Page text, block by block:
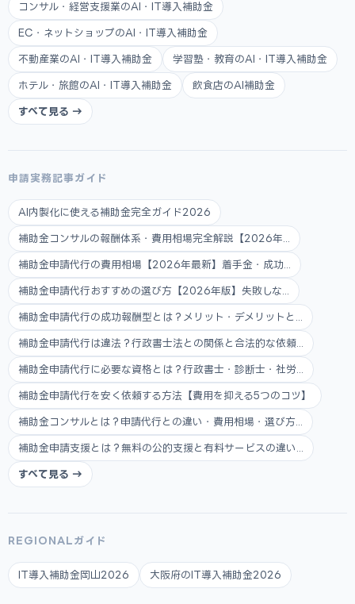
コンサル・経営支援業のAI・IT導入補助金
EC・ネットショップのAI・IT導入補助金
不動産業のAI・IT導入補助金 学習塾・教育のAI・IT導入補助金
ホテル・旅館のAI・IT導入補助金 飲食店のAI補助金
すべて見る →
申請実務記事ガイド
AI内製化に使える補助金完全ガイド2026
補助金コンサルの報酬体系・費用相場完全解説【2026年...
補助金申請代行の費用相場【2026年最新】着手金・成功...
補助金申請代行おすすめの選び方【2026年版】失敗しな...
補助金申請代行の成功報酬型とは？メリット・デメリットと...
補助金申請代行は違法？行政書士法との関係と合法的な依頼...
補助金申請代行に必要な資格とは？行政書士・診断士・社労...
補助金申請代行を安く依頼する方法【費用を抑える5つのコツ】
補助金コンサルとは？申請代行との違い・費用相場・選び方...
補助金申請支援とは？無料の公的支援と有料サービスの違い...
すべて見る →
REGIONALガイド
IT導入補助金岡山2026 大阪府のIT導入補助金2026